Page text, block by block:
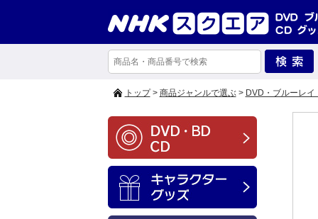
トップ> 商品ジャンルで選ぶ> DVD・ブルーレイ